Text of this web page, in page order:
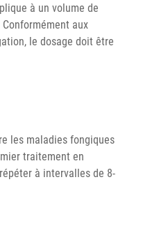
à un volume de
aux
le dosage doit être
les maladies fongiques
traitement en
à intervalles de 8-